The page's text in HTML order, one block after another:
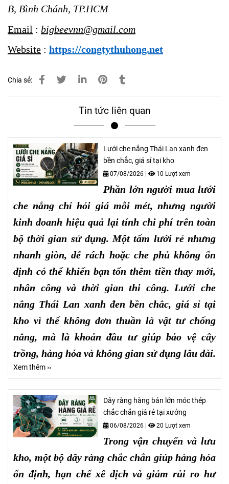
B, Bình Chánh, TP.HCM
Email : bigbeevnn@gmail.com
Website : https://congtythuhong.net
Chia sẻ:
Tin tức liên quan
Lưới che nắng Thái Lan xanh đen
bền chắc, giá sỉ tại kho
07/08/2026 | 10 Lượt xem
Phần lớn người mua lưới
che nắng chỉ hỏi giá mỗi mét, nhưng người
kinh doanh hiệu quả lại tính chi phí trên toàn
bộ thời gian sử dụng. Một tấm lưới rẻ nhưng
nhanh giòn, dễ rách hoặc che phủ không ổn
định có thể khiến bạn tốn thêm tiền thay mới,
nhân công và thời gian thi công. Lưới che
nắng Thái Lan xanh đen bền chắc, giá sỉ tại
kho vì thế không đơn thuần là vật tư chống
nắng, mà là khoản đầu tư giúp bảo vệ cây
trồng, hàng hóa và không gian sử dụng lâu dài.
Xem thêm ››
Dây ràng hàng bản lớn móc thép
chắc chắn giá rẻ tại xưởng
06/08/2026 | 20 Lượt xem
Trong vận chuyển và lưu
kho, một bộ dây ràng chắc chắn giúp hàng hóa
ổn định, hạn chế xê dịch và giảm rủi ro hư